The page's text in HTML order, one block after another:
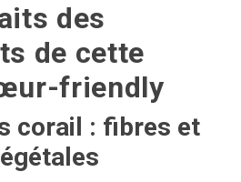
des
de cette
friendly
corail : fibres et